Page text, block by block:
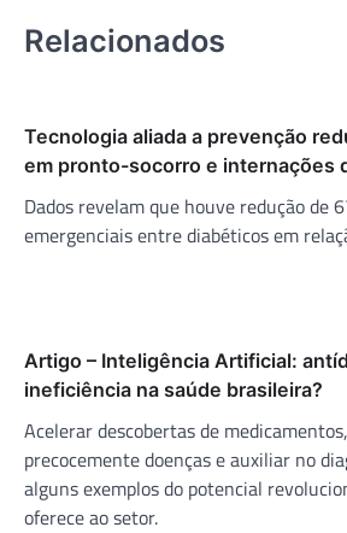
Relacionados
Tecnologia aliada a prevenção
em pronto-socorro e internações
Dados revelam que houve redução de
emergenciais entre diabéticos em
Artigo – Inteligência Artificial:
ineficiência na saúde brasileira?
Acelerar descobertas de
precocemente doenças e auxiliar no
alguns exemplos do potencial
oferece ao setor.